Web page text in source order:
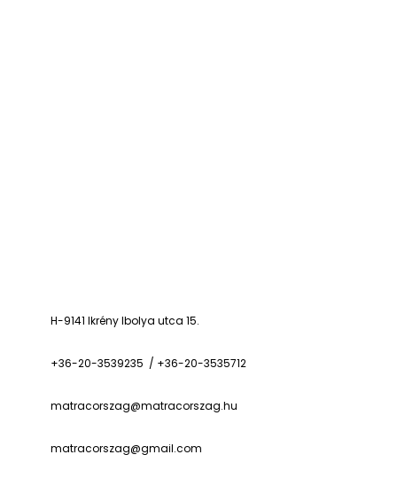
H-9141 Ikrény Ibolya utca 15.
+36-20-3539235 / +36-20-3535712
matracorszag@matracorszag.hu
matracorszag@gmail.com